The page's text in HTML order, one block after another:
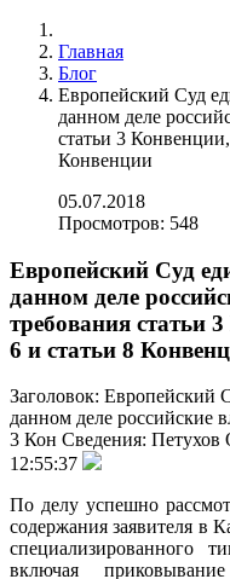
Главная
Блог
Европейский Суд
данном деле
статьи 3
Конвенции
05.07.2018
Просмотров: 548
Европейский Суд
данном деле
требования статьи
6 и статьи 8
Заголовок: Европейский
данном деле российские
3 Кон Сведения: Петухов
12:55:37
По делу успешно
содержания заявителя в
специализированного
включая